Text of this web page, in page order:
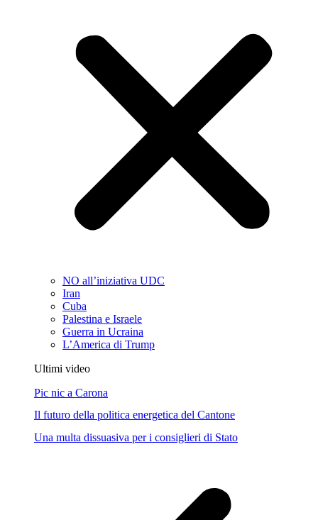
NO all’iniziativa UDC
Iran
Cuba
Palestina e Israele
Guerra in Ucraina
L’America di Trump
Ultimi video
Pic nic a Carona
Il futuro della politica energetica del Cantone
Una multa dissuasiva per i consiglieri di Stato